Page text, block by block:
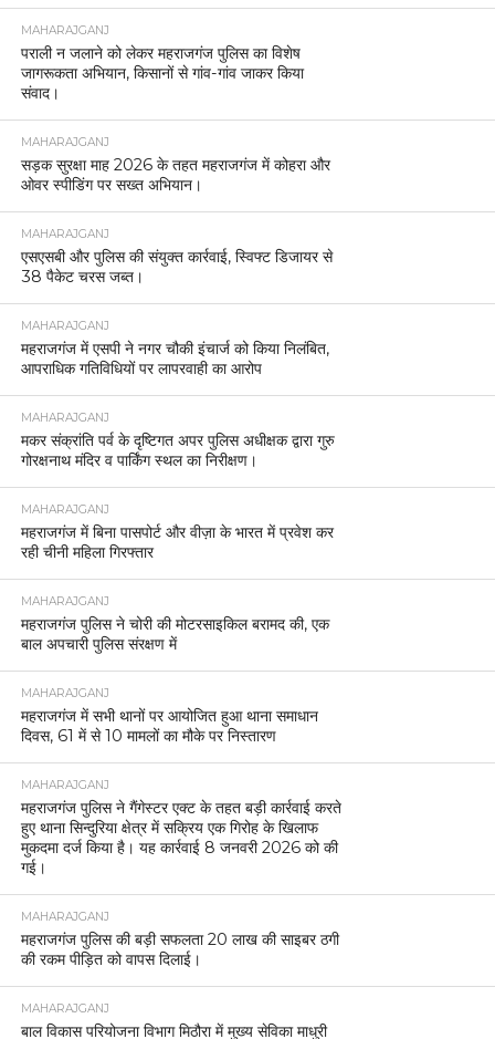
MAHARAJGANJ
पराली न जलाने को लेकर महराजगंज पुलिस का विशेष
जागरूकता अभियान, किसानों से गांव-गांव जाकर किया
संवाद।
MAHARAJGANJ
सड़क सुरक्षा माह 2026 के तहत महराजगंज में कोहरा और
ओवर स्पीडिंग पर सख्त अभियान।
MAHARAJGANJ
एसएसबी और पुलिस की संयुक्त कार्रवाई, स्विफ्ट डिजायर से
38 पैकेट चरस जब्त।
MAHARAJGANJ
महराजगंज में एसपी ने नगर चौकी इंचार्ज को किया निलंबित,
आपराधिक गतिविधियों पर लापरवाही का आरोप
MAHARAJGANJ
मकर संक्रांति पर्व के दृष्टिगत अपर पुलिस अधीक्षक द्वारा गुरु
गोरक्षनाथ मंदिर व पार्किंग स्थल का निरीक्षण।
MAHARAJGANJ
महराजगंज में बिना पासपोर्ट और वीज़ा के भारत में प्रवेश कर
रही चीनी महिला गिरफ्तार
MAHARAJGANJ
महराजगंज पुलिस ने चोरी की मोटरसाइकिल बरामद की, एक
बाल अपचारी पुलिस संरक्षण में
MAHARAJGANJ
महराजगंज में सभी थानों पर आयोजित हुआ थाना समाधान
दिवस, 61 में से 10 मामलों का मौके पर निस्तारण
MAHARAJGANJ
महराजगंज पुलिस ने गैंगेस्टर एक्ट के तहत बड़ी कार्रवाई करते
हुए थाना सिन्दुरिया क्षेत्र में सक्रिय एक गिरोह के खिलाफ
मुकदमा दर्ज किया है। यह कार्रवाई 8 जनवरी 2026 को की
गई।
MAHARAJGANJ
महराजगंज पुलिस की बड़ी सफलता 20 लाख की साइबर ठगी
की रकम पीड़ित को वापस दिलाई।
MAHARAJGANJ
बाल विकास परियोजना विभाग मिठौरा में मुख्य सेविका माधुरी